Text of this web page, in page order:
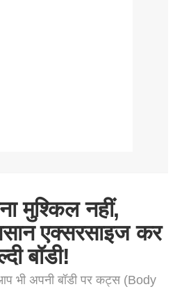
मुश्किल नहीं,
एक्सरसाइज कर
बॉडी!
भी अपनी बॉडी पर कट्स (Body